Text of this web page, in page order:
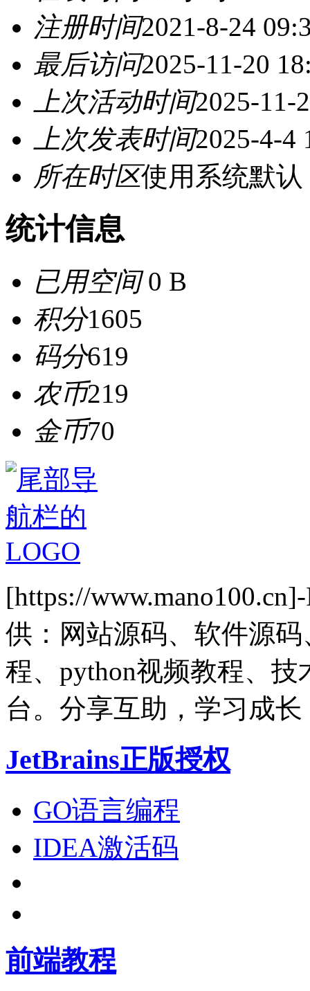
注册时间2021-8-24
最后访问2025-11-20
上次活动时间2025-11-
上次发表时间2025-4-4
所在时区使用系统默认
统计信息
已用空间0 B
积分1605
码分619
农币219
金币70
[https://
供：网站源码、软件源
程、python视频教程、
台。分享互助，学习成长
JetBrains正版授权
GO语言编程
IDEA激活码
前端教程